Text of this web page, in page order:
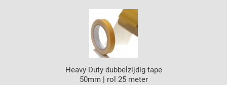
Heavy Duty dubbelzijdig tape
50mm | rol 25 meter